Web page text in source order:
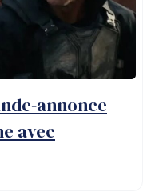
annonce
avec